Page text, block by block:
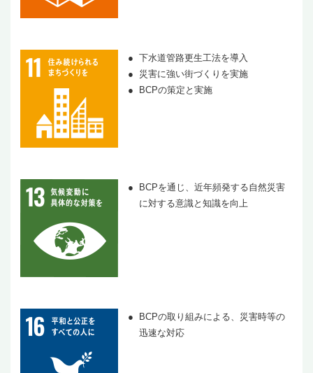
下水道管路更生工法を導入
災害に強い街づくりを実施
BCPの策定と実施
BCPを通じ、近年頻発する自然災害
に対する意識と知識を向上
BCPの取り組みによる、災害時等の
迅速な対応